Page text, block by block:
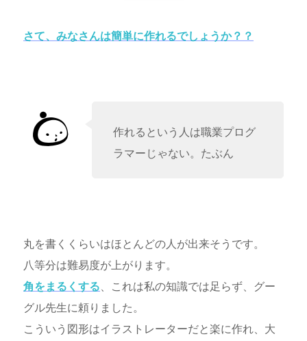
さて、みなさんは簡単に作れるでしょうか？？
作れるという人は職業プログ
ラマーじゃない。たぶん
丸を書くくらいはほとんどの人が出来そうです。
八等分は難易度が上がります。
角をまるくする 、これは私の知識では足らず、グー
グル先生に頼りました。
こういう図形はイラストレーターだと楽に作れ、大